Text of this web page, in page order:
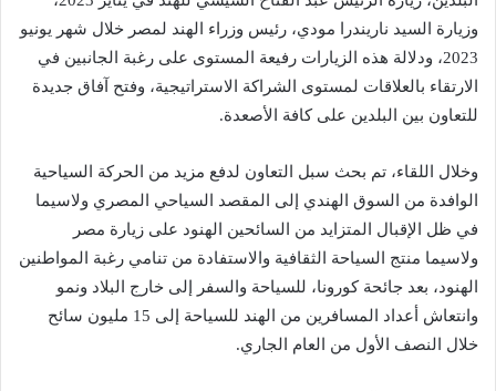
وزيارة السيد ناريندرا مودي، رئيس وزراء الهند لمصر خلال شهر يونيو
2023، ودلالة هذه الزيارات رفيعة المستوى على رغبة الجانبين في
الارتقاء بالعلاقات لمستوى الشراكة الاستراتيجية، وفتح آفاق جديدة
للتعاون بين البلدين على كافة الأصعدة.
وخلال اللقاء، تم بحث سبل التعاون لدفع مزيد من الحركة السياحية
الوافدة من السوق الهندي إلى المقصد السياحي المصري ولاسيما
في ظل الإقبال المتزايد من السائحين الهنود على زيارة مصر
ولاسيما منتج السياحة الثقافية والاستفادة من تنامي رغبة المواطنين
الهنود، بعد جائحة كورونا، للسياحة والسفر إلى خارج البلاد ونمو
وانتعاش أعداد المسافرين من الهند للسياحة إلى 15 مليون سائح
خلال النصف الأول من العام الجاري.